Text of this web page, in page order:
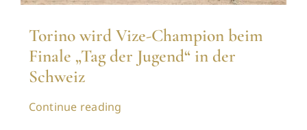
Torino wird Vize-Champion beim
Finale „Tag der Jugend“ in der
Schweiz
Continue reading